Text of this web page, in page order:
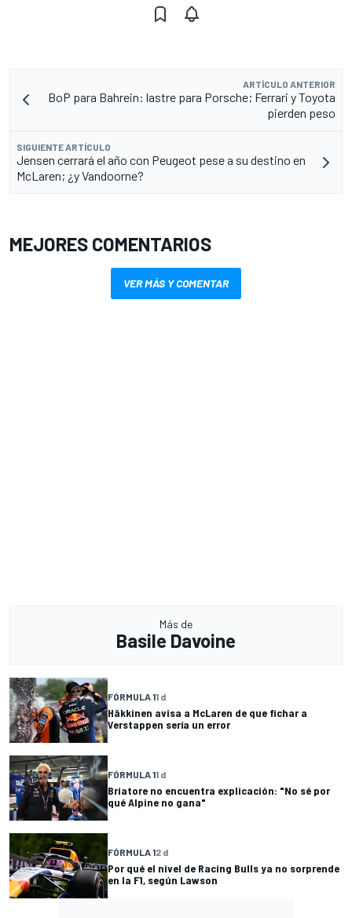
ARTÍCULO ANTERIOR
BoP para Bahrein: lastre para Porsche; Ferrari y Toyota
pierden peso
SIGUIENTE ARTÍCULO
Jensen cerrará el año con Peugeot pese a su destino en
McLaren; ¿y Vandoorne?
MEJORES COMENTARIOS
VER MÁS Y COMENTAR
Más de
Basile Davoine
FÓRMULA 11 d
Häkkinen avisa a McLaren de que fichar a
Verstappen sería un error
FÓRMULA 11 d
Briatore no encuentra explicación: "No sé por
qué Alpine no gana"
FÓRMULA 12 d
Por qué el nivel de Racing Bulls ya no sorprende
en la F1, según Lawson